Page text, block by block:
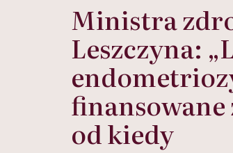
Ministra
Leszczyna:
finansowane
od kiedy